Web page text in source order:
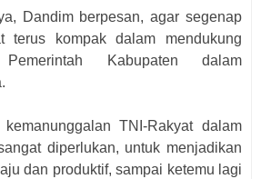
Dandim berpesan, agar segenap
terus kompak dalam mendukung
Pemerintah Kabupaten dalam
TNI-Rakyat dalam
diperlukan, untuk menjadikan
dan produktif, sampai ketemu lagi